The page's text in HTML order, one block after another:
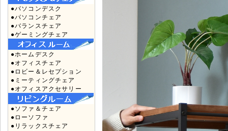
●パソコンデスク
●パソコンチェア
●バランスチェア
●ゲーミングチェア
●ホームデスク
●オフィスチェア
●ロビー＆レセプション
●ミーティングチェア
●オフィスアクセサリー
●ソファ＆チェア
●ローソファ
●リラックスチェア